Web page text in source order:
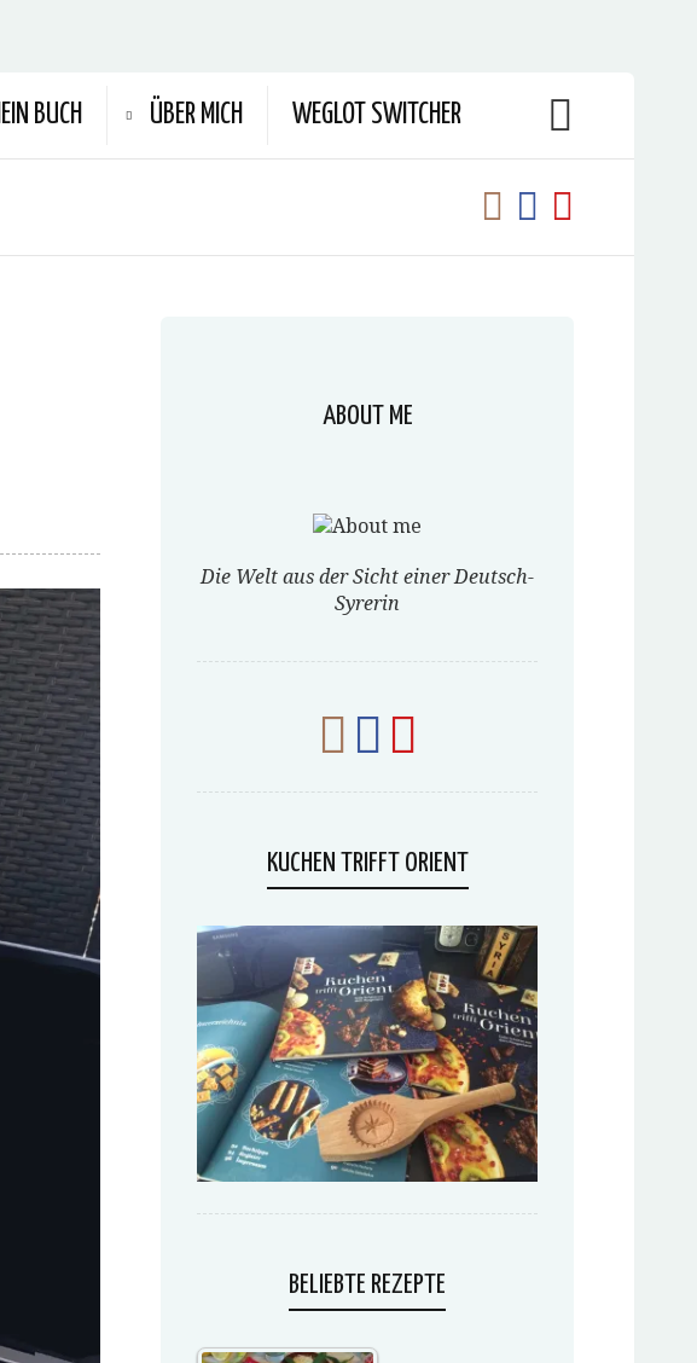
BUCH ÜBER MICH WEGLOT SWITCHER
ABOUT ME
Die Welt aus der Sicht einer Deutsch-
Syrerin
KUCHEN TRIFFT ORIENT
BELIEBTE REZEPTE